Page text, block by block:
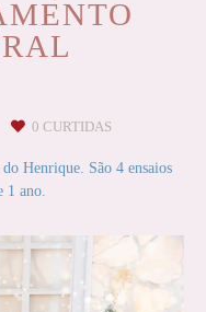
0 CURTIDAS
Henrique. São 4 ensaios
1 ano.